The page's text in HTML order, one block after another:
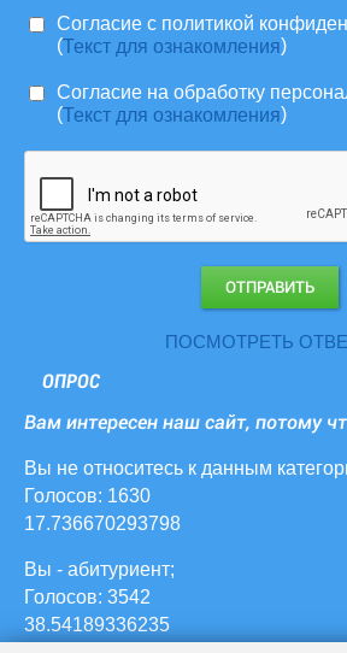
Согласие c политикой
(Текст для ознакомления)
Согласие на обработку
(Текст для ознакомления)
ПОСМОТРЕТЬ
ОПРОС
Вам интересен наш сайт, потому
Вы не относитесь к данным
Голосов: 1630
17.736670293798
Вы - абитуриент;
Голосов: 3542
38.54189336235